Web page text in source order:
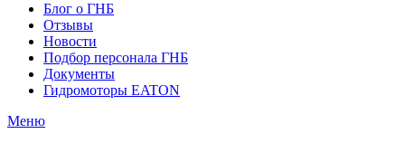
Блог о ГНБ
Отзывы
Новости
Подбор персонала ГНБ
Документы
Гидромоторы EATON
Меню